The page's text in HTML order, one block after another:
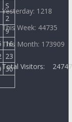
S
2
9
16
23
30
Yesterday: 1218
This Week: 44735
This Month: 173909
Total Visitors: